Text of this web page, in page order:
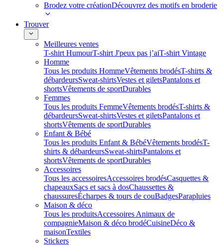
Brodez votre créationDécouvrez des motifs en broderie
Trouver
Meilleures ventes
T-shirt HumourT-shirt J'peux pas j’aiT-shirt Vintage
Homme
Tous les produits HommeVêtements brodésT-shirts &
débardeursSweat-shirtsVestes et giletsPantalons et
shortsVêtements de sportDurables
Femmes
Tous les produits FemmeVêtements brodésT-shirts &
débardeursSweat-shirtsVestes et giletsPantalons et
shortsVêtements de sportDurables
Enfant & Bébé
Tous les produits Enfant & BébéVêtements brodésT-
shirts & débardeursSweat-shirtsPantalons et
shortsVêtements de sportDurables
Accessoires
Tous les accessoiresAccessoires brodésCasquettes &
chapeauxSacs et sacs à dosChaussettes &
chaussuresÉcharpes & tours de couBadgesParapluies
Maison & déco
Tous les produitsAccessoires Animaux de
compagnieMaison & déco brodéCuisineDéco &
maisonTextiles
Stickers